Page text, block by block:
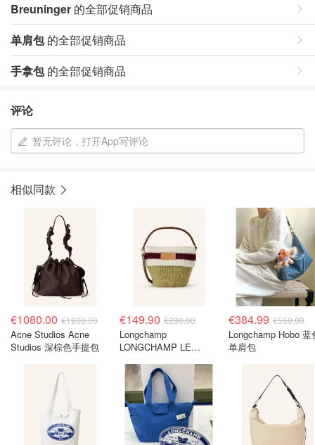
Breuninger 的全部促销商品
单肩包的全部促销商品
手拿包的全部促销商品
评论
暂无评论，打开App写评论
相似同款
€1080.00 €1900.00
Acne Studios Acne
Studios 深棕色手提包
€149.90 €290.00
Longchamp
LONGCHAMP LE
深红色/白色
€384.99 €550.00
Longchamp Hobo 蓝
单肩包